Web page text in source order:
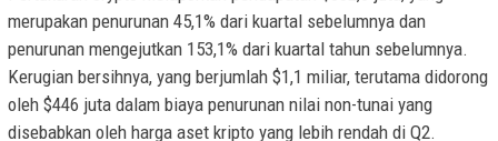
merupakan penurunan 45,1% dari kuartal sebelumnya dan
penurunan mengejutkan 153,1% dari kuartal tahun sebelumnya.
Kerugian bersihnya, yang berjumlah $1,1 miliar, terutama didorong
oleh $446 juta dalam biaya penurunan nilai non-tunai yang
disebabkan oleh harga aset kripto yang lebih rendah di Q2.